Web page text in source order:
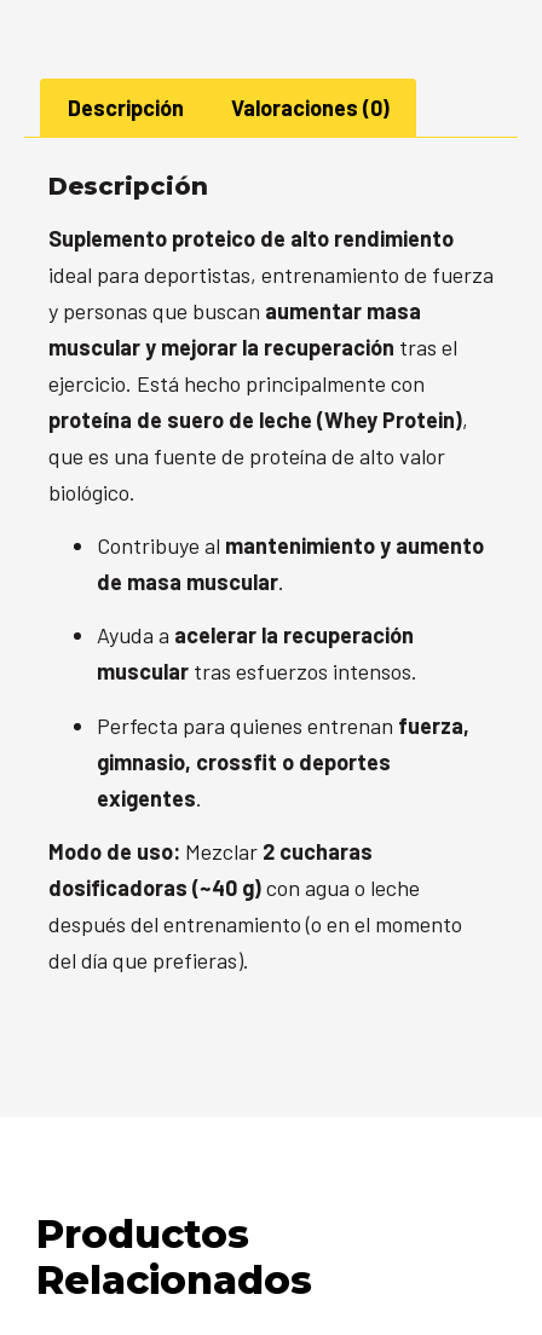
Descripción Valoraciones (0)
Descripción
Suplemento proteico de alto rendimiento
ideal para deportistas, entrenamiento de fuerza
y personas que buscan aumentar masa
muscular y mejorar la recuperación tras el
ejercicio. Está hecho principalmente con
proteína de suero de leche (Whey Protein),
que es una fuente de proteína de alto valor
biológico.
Contribuye al mantenimiento y aumento
de masa muscular.
Ayuda a acelerar la recuperación
muscular tras esfuerzos intensos.
Perfecta para quienes entrenan fuerza,
gimnasio, crossfit o deportes
exigentes.
Modo de uso: Mezclar 2 cucharas
dosificadoras (~40 g)con agua o leche
después del entrenamiento (o en el momento
del día que prefieras).
Productos
Relacionados